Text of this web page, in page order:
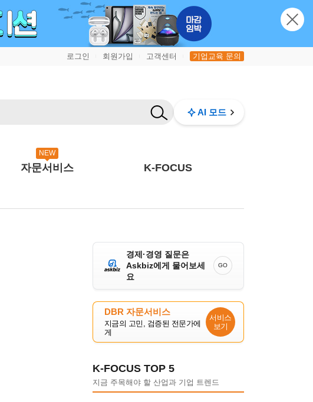
로그인 회원가입 고객센터 기업교육 문의
AI 모드
NEW
자문서비스 K-FOCUS
경제·경영 질문은
Askbiz에게 물어보세
요
GO
DBR 자문서비스
지금의 고민, 검증된 전문가에
게
서비스
보기
K-FOCUS TOP 5
지금 주목해야 할 산업과 기업 트렌드